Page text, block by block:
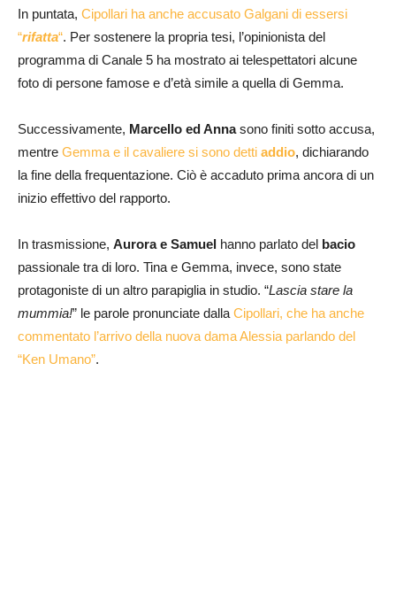
In puntata, Cipollari ha anche accusato Galgani di essersi
“rifatta“. Per sostenere la propria tesi, l’opinionista del
programma di Canale 5 ha mostrato ai telespettatori alcune
foto di persone famose e d’età simile a quella di Gemma.
Successivamente, Marcello ed Annasono finiti sotto accusa,
mentre Gemma e il cavaliere si sono detti addio, dichiarando
la fine della frequentazione. Ciò è accaduto prima ancora di un
inizio effettivo del rapporto.
In trasmissione, Aurora e Samuel hanno parlato del bacio
passionale tra di loro. Tina e Gemma, invece, sono state
protagoniste di un altro parapiglia in studio. “Lascia stare la
mummia!” le parole pronunciate dalla Cipollari, che ha anche
commentato l’arrivo della nuova dama Alessia parlando del
“Ken Umano”.